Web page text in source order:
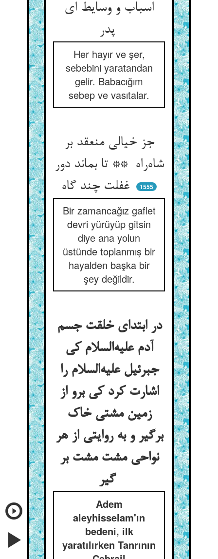
اسباب و وسایط ای
Her hayır ve şer,
sebebini yaratandan
gelir. Babacığım
sebep ve vasıtalar.
جز خیالی منعقد بر
شاه‌راه ** تا بماند دور
1555
Bir zamancağız gaflet
devri yürüyüp gitsin
diye ana yolun
üstünde toplanmış bir
hayalden başka bir
şey değildir.
در ابتدای خلقت جسم
آدم علیه‌السلام کی
جبرئیل علیه‌السلام را
اشارت کرد کی برو از
زمین مشتی خاک
برگیر و به روایتی از هر
نواحی مشت مشت بر
گیر
Adem
aleyhisselam'ın
bedeni, ilk
yaratılırken Tanrının